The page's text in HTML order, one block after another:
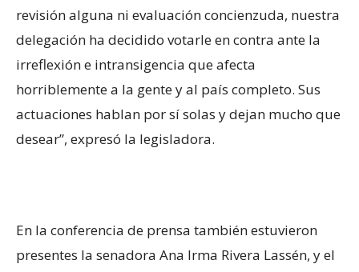
revisión alguna ni evaluación concienzuda, nuestra
delegación ha decidido votarle en contra ante la
irreflexión e intransigencia que afecta
horriblemente a la gente y al país completo. Sus
actuaciones hablan por sí solas y dejan mucho que
desear”, expresó la legisladora.
En la conferencia de prensa también estuvieron
presentes la senadora Ana Irma Rivera Lassén, y el